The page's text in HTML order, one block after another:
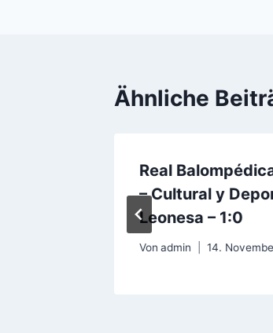
Ähnliche
Real
– Cultural y
Leonesa – 1:0
Von admin 14.